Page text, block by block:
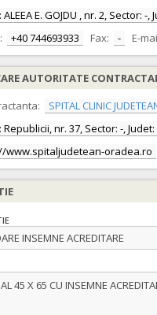
E. GOJDU , nr. 2, Sector:
+40 744693933 Fax: - E-
AUTORITATE
SPITAL CLINIC
Republicii, nr. 37, Sector: -,
www.spitaljudetean-oradea.ro
INSEMNE ACREDITARE
45 X 65 CU INSEMNE